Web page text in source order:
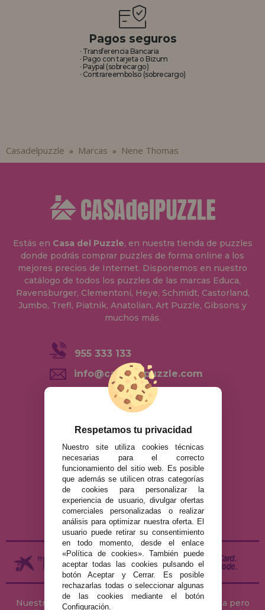
Pagos seguros
· Transferencia Bancaria
· Pago con tarjeta o Bizum
· Paypal (sobrecargo)
· Contrareembolso (sobrecargo)
Casadelpuzzle » Marcas » Nene Thomas
Estás en Casa del Puzzle, en nuestra tienda de puzzles
donde podrás comprar puzzles de forma online a los
mejores precios de Internet. Disponemos en nuestro
catálogo de todos los puzzles de las marcas Educa,
Ravensburger, Clementoni, Heye, Schmidt, Castorland,
Jumbo, Trefl, Piatnik, Anatolian, Art Puzzle, Gibsons y
muchos más.
955 333 133
info@casadelpuzzle.com
Polígono Industrial Recisur
C/ Pie Solo Diez Nave 5 41500
Alcalá de Guadaira Sevilla,
AVISO LEGAL
POLÍTICA DE PRIVACIDAD
POLÍTICA DE COOKIES
ENVÍOS Y DEVOLUCIONES
DEVOLUCIONES / DESISTIMIENTO
Nuestra tienda de puzzles está ubicada en Sevilla pero
Respetamos tu privacidad
Nuestro site utiliza cookies técnicas
necesarias para el correcto
funcionamiento del sitio web. Es posible
que además se utilicen otras categorías
de cookies para personalizar la
experiencia de usuario, divulgar ofertas
comerciales personalizadas o realizar
análisis para optimizar nuestra oferta. El
usuario puede retirar su consentimiento
en todo momento, desde el enlace
«Política de cookies». También puede
aceptar todas las cookies pulsando el
botón Aceptar y Cerrar. Es posible
rechazarlas todas o seleccionar algunas
de las cookies mediante el botón
Configuración.